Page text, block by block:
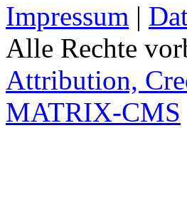
Impressum |
Alle Rechte
Attribution,
MATRIX-CMS